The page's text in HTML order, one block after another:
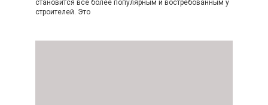
становится все более популярным и востребованным у
строителей. Это